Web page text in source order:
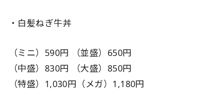
・白髪ねぎ牛丼
（ミニ）590円 （並盛）650円
（中盛）830円 （大盛）850円
（特盛）1,030円（メガ）1,180円